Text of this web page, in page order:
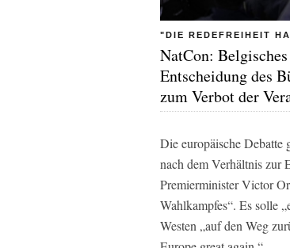
"DIE REDEFREIHEIT
NatCon:
Entscheidung des
zum Verbot der
Die europäische Debatte
nach dem Verhältnis zur
Premierminister Victor
Wahlkampfes“. Es solle
Westen „auf den Weg